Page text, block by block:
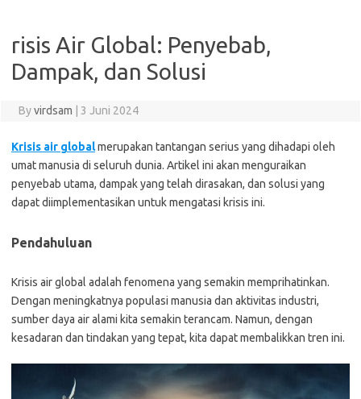
risis Air Global: Penyebab,
Dampak, dan Solusi
Byvirdsam 3 Juni 2024
Krisis air globalmerupakan tantangan serius yang dihadapi oleh
umat manusia di seluruh dunia. Artikel ini akan menguraikan
penyebab utama, dampak yang telah dirasakan, dan solusi yang
dapat diimplementasikan untuk mengatasi krisis ini.
Pendahuluan
Krisis air global adalah fenomena yang semakin memprihatinkan.
Dengan meningkatnya populasi manusia dan aktivitas industri,
sumber daya air alami kita semakin terancam. Namun, dengan
kesadaran dan tindakan yang tepat, kita dapat membalikkan tren ini.